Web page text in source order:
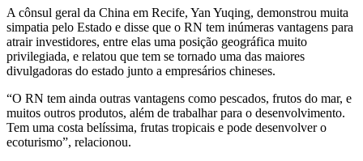
A cônsul geral da China em Recife, Yan Yuqing, demonstrou muita
simpatia pelo Estado e disse que o RN tem inúmeras vantagens para
atrair investidores, entre elas uma posição geográfica muito
privilegiada, e relatou que tem se tornado uma das maiores
divulgadoras do estado junto a empresários chineses.
“O RN tem ainda outras vantagens como pescados, frutos do mar, e
muitos outros produtos, além de trabalhar para o desenvolvimento.
Tem uma costa belíssima, frutas tropicais e pode desenvolver o
ecoturismo”, relacionou.